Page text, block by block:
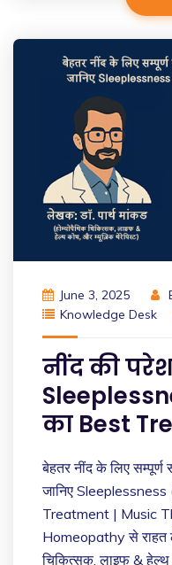
June 3, 2025
Knowledge Desk
नींद की
का Best
बेहतर नींद के लिए सम्पूर्ण
जानिए
Treatment | Music
Homeopathy से राहत
चिकित्सक, लाइफ &